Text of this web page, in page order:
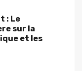
: Le
sur la
et les